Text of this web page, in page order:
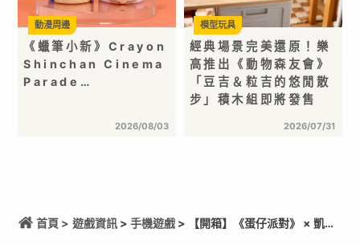
《蠟筆小新》Crayon
Shinchan Cinema
Parade…
2026/08/03
動漫周邊
經典場景完美還原！樂
高推出《動物森友會》
「豆吉＆粒吉的悠閒散
步」積木組即將發售
2026/07/31
模型玩具
首頁 > 遊戲資訊> 手機遊戲> 【開箱】《蛋仔派對》 × 凱岩